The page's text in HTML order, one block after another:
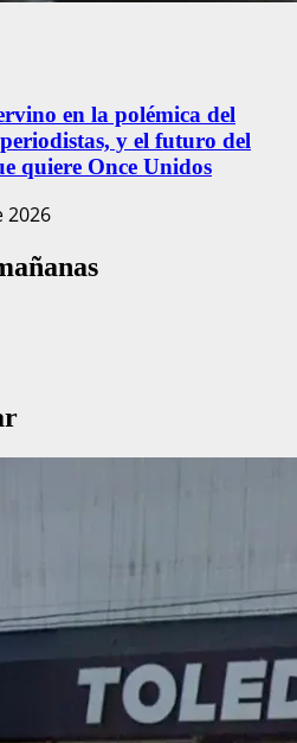
en la polémica del
y el futuro del
quiere Once Unidos
2026